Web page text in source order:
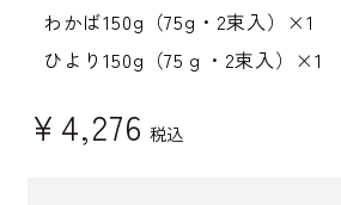
わかば150g（75g・2束入）×1
ひより150g（75ｇ・2束入）×1
¥ 4,276 税込